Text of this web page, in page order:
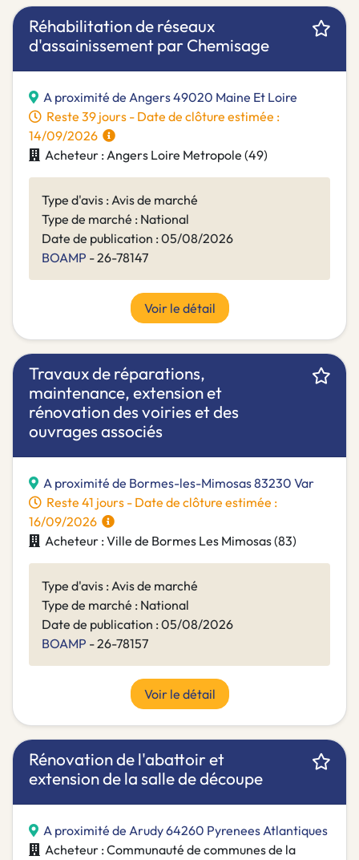
Réhabilitation de réseaux
d'assainissement par Chemisage
A proximité de Angers 49020 Maine Et Loire
Reste 39 jours - Date de clôture estimée :
14/09/2026
Acheteur : Angers Loire Metropole (49)
Type d'avis : Avis de marché
Type de marché : National
Date de publication : 05/08/2026
BOAMP - 26-78147
Voir le détail
Travaux de réparations,
maintenance, extension et
rénovation des voiries et des
ouvrages associés
A proximité de Bormes-les-Mimosas 83230 Var
Reste 41 jours - Date de clôture estimée :
16/09/2026
Acheteur : Ville de Bormes Les Mimosas (83)
Type d'avis : Avis de marché
Type de marché : National
Date de publication : 05/08/2026
BOAMP - 26-78157
Voir le détail
Rénovation de l'abattoir et
extension de la salle de découpe
A proximité de Arudy 64260 Pyrenees Atlantiques
Acheteur : Communauté de communes de la